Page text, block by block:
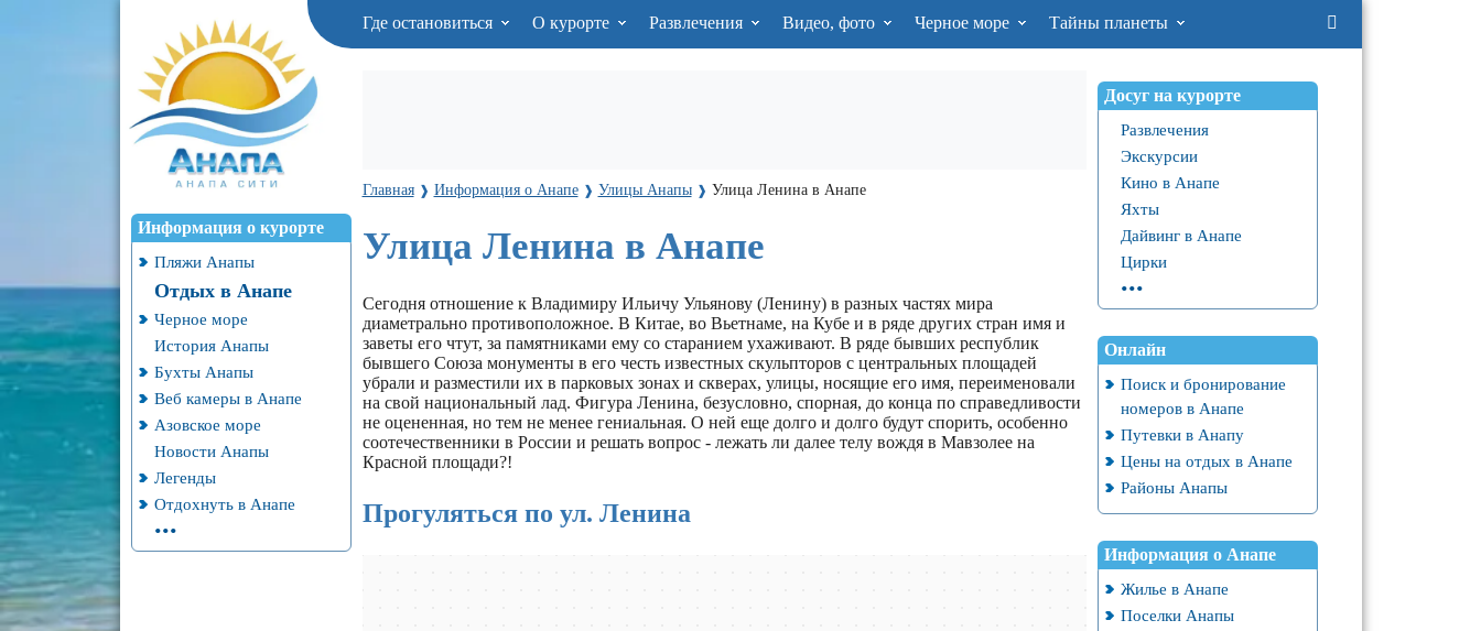
Где остановиться О курорте Развлечения Видео, фото Черное море Тайны планеты
Информация о курорте
Пляжи Анапы
Отдых в Анапе
Черное море
История Анапы
Бухты Анапы
Веб камеры в Анапе
Азовское море
Новости Анапы
Легенды
Отдохнуть в Анапе
...
Главная ❱ Информация о Анапе ❱ Улицы Анапы ❱ Улица Ленина в Анапе
Улица Ленина в Анапе
Сегодня отношение к Владимиру Ильичу Ульянову (Ленину) в разных частях мира
диаметрально противоположное. В Китае, во Вьетнаме, на Кубе и в ряде других стран имя и
заветы его чтут, за памятниками ему со старанием ухаживают. В ряде бывших республик
бывшего Союза монументы в его честь известных скульпторов с центральных площадей
убрали и разместили их в парковых зонах и скверах, улицы, носящие его имя, переименовали
на свой национальный лад. Фигура Ленина, безусловно, спорная, до конца по справедливости
не оцененная, но тем не менее гениальная. О ней еще долго и долго будут спорить, особенно
соотечественники в России и решать вопрос - лежать ли далее телу вождя в Мавзолее на
Красной площади?!
Прогуляться по ул. Ленина
Досуг на курорте
Развлечения
Экскурсии
Кино в Анапе
Яхты
Дайвинг в Анапе
Цирки
...
Онлайн
Поиск и бронирование
номеров в Анапе
Путевки в Анапу
Цены на отдых в Анапе
Районы Анапы
Информация о Анапе
Жилье в Анапе
Поселки Анапы